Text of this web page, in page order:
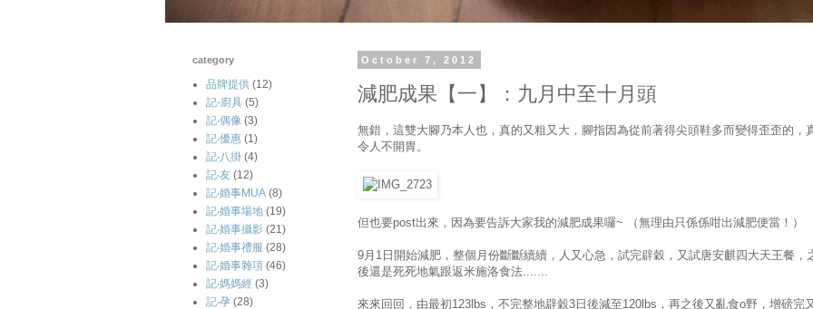
October 7, 2012
減肥成果【一】：九月中至十月頭
無錯，這雙大腳乃本人也，真的又粗又大，腳指因為從前著得尖頭鞋多而變得歪歪的，
令人不開胃。
但也要post出來，因為要告訴大家我的減肥成果囉~ （無理由只係係咁出減肥便當！）
9月1日開始減肥，整個月份斷斷續續，人又心急，試完辟穀，又試唐安麒四大天王餐，
後還是死死地氣跟返米施洛食法.......
來來回回，由最初123lbs，不完整地辟穀3日後減至120lbs，再之後又亂食o野，增磅完又
category
品牌提供 (12)
記-廚具 (5)
記‧偶像 (3)
記‧優惠 (1)
記‧八掛 (4)
記‧友 (12)
記‧婚事MUA (8)
記‧婚事場地 (19)
記‧婚事攝影 (21)
記‧婚事禮服 (28)
記‧婚事雜項 (46)
記‧媽媽經 (3)
記‧孕 (28)